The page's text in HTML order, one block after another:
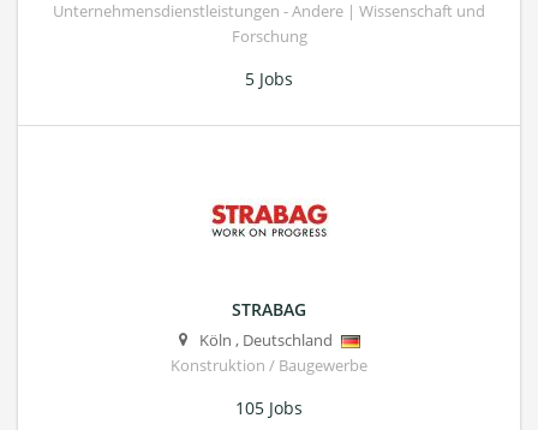
Unternehmensdienstleistungen - Andere | Wissenschaft und
Forschung
5 Jobs
STRABAG
Köln , Deutschland
Konstruktion / Baugewerbe
105 Jobs